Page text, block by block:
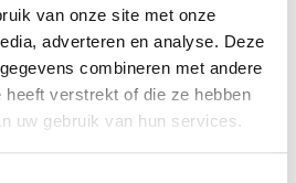
van onze site met onze
adverteren en analyse. Deze
combineren met andere
heeft verstrekt of die ze hebben
uw gebruik van hun services.
Burocad bovenstaande gegevens zal
beschreven in de